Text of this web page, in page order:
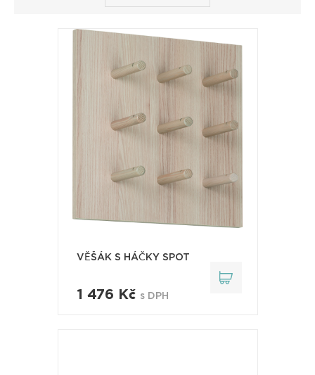
VĚŠÁK S HÁČKY SPOT
1 476 Kč s DPH